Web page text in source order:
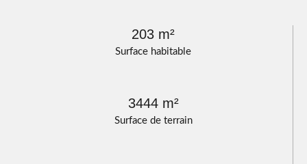
Surface habitable
203 m²
Surface de terrain
3444 m²